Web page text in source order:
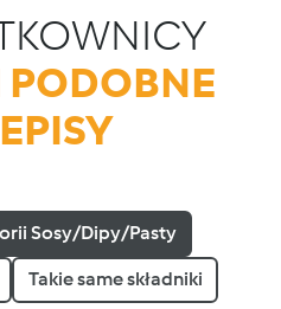
Sosy/Dipy/Pasty
Takie same składniki